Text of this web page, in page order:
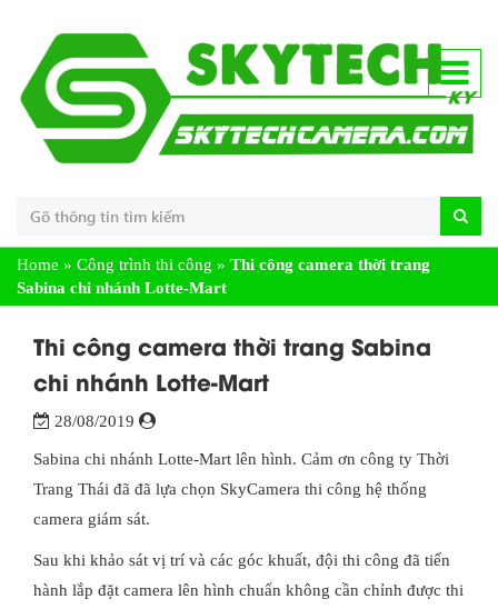
Home » Công trình thi công » Thi công camera thời trang
Sabina chi nhánh Lotte-Mart
Thi công camera thời trang Sabina
chi nhánh Lotte-Mart
28/08/2019
Sabina chi nhánh Lotte-Mart lên hình. Cảm ơn công ty Thời
Trang Thái đã đã lựa chọn SkyCamera thi công hệ thống
camera giám sát.
Sau khi khảo sát vị trí và các góc khuất, đội thi công đã tiến
hành lắp đặt camera lên hình chuẩn không cần chỉnh được thi